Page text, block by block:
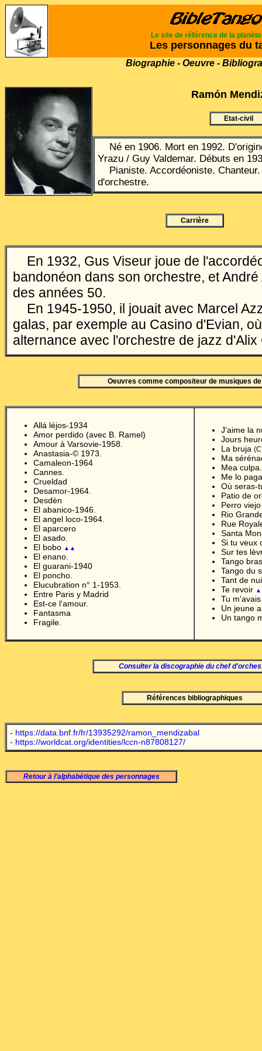
Le site de référence de la planète
Les personnages du
Biographie - Oeuvre -
Ramón
Etat-civil
Né en 1906. Mort en 1992.
Yrazu / Guy Valdemar. Débuts en
Pianiste. Accordéoniste. Chanteur.
d'orchestre.
Carrière
En 1932, Gus Viseur joue de
bandonéon dans son orchestre, et
des années 50.
En 1945-1950, il jouait avec Marcel
galas, par exemple au Casino d'Evian,
alternance avec l'orchestre de jazz d'Alix
Oeuvres comme compositeur de musiques
Allá léjos-1934
Amor perdido (avec B. Ramel)
Amour à Varsovie-1958.
Anastasia-© 1973.
Camaleon-1964
Cannes.
Crueldad
Desamor-1964.
Desdèn
El abanico-1946.
El angel loco-1964.
El aparcero
El asado.
El bobo ▲▲
El enano.
El guarani-1940
El poncho.
Elucubration n° 1-1953.
Entre Paris y Madrid
Est-ce l'amour.
Fantasma
Fragile.
J'aime la
Jours
La bruja
Ma
Mea culpa.
Me lo
Où seras-
Patio de
Perro
Rio
Rue
Santa
Si tu veux
Sur tes
Tango
Tango du
Tant de
Te revoir
Tu
Un jeune
Un tango
Consulter la discographie du chef
Références bibliographiques
- https://data.bnf.fr/fr/13935292/ramon_mendizabal
- https://worldcat.org/identities/lccn-n87808127/
Retour à l’alphabétique des personnages